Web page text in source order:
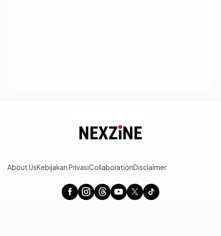
About UsKebijakan PrivasiCollaborationDisclaimer